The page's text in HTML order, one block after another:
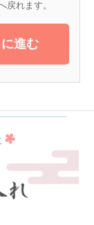
戻れます。
進む